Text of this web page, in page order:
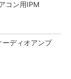
コン用IPM
ーディオアンプ